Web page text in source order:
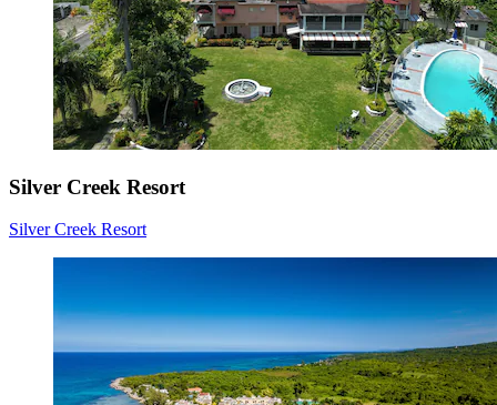
Silver Creek Resort
Silver Creek Resort